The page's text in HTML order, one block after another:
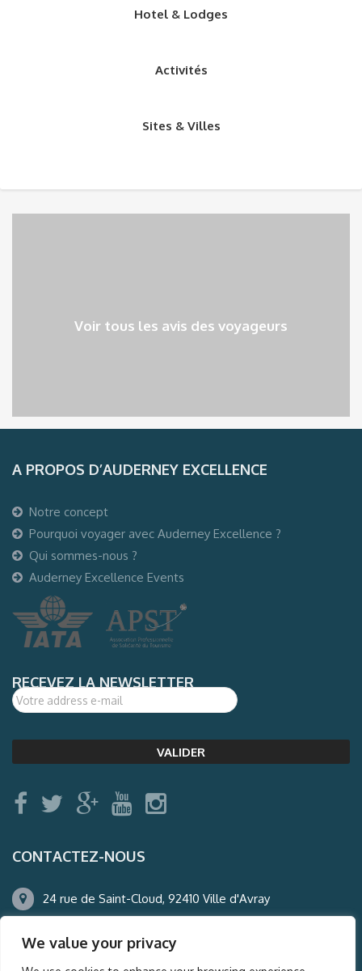
We value your privacy
Hotel & Lodges
Activités
Sites & Villes
Voir tous les avis des voyageurs
A PROPOS D’AUDERNEY EXCELLENCE
Notre concept
Pourquoi voyager avec Auderney Excellence ?
Qui sommes-nous ?
Auderney Excellence Events
RECEVEZ LA NEWSLETTER
CONTACTEZ-NOUS
24 rue de Saint-Cloud, 92410 Ville d'Avray